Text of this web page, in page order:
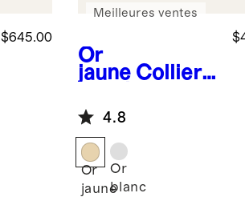
$645.00
Or
jaune Collier
or 14 carats à
perles
Meilleures ventes
4.8
Or
jaune
Or
blanc